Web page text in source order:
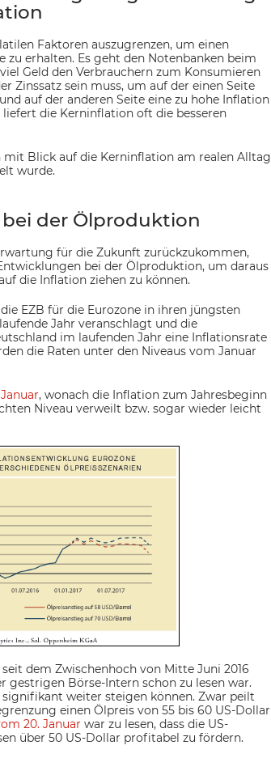
Faktoren auszugrenzen, um einen
erhalten. Es geht den Notenbanken beim
Geld den Verbrauchern zum Konsumieren
Zinssatz sein muss, um auf der einen Seite
auf der anderen Seite eine zu hohe Inflation
die Kerninflation oft die besseren
mit Blick auf die Kerninflation am realen Alltag
wurde.
der Ölproduktion
für die Zukunft zurückzukommen,
bei der Ölproduktion, um daraus
die Inflation ziehen zu können.
EZB für die Eurozone in ihren jüngsten
Jahr veranschlagt und die
im laufenden Jahr eine Inflationsrate
die Raten unter den Niveaus vom Januar
, wonach die Inflation zum Jahresbeginn
Niveau verweilt bzw. sogar wieder leicht
dem Zwischenhoch von Mitte Juni 2016
gestrigen Börse-Intern schon zu lesen war.
weiter steigen können. Zwar peilt
einen Ölpreis von 55 bis 60 US-Dollar
20. Januar war zu lesen, dass die US-
über 50 US-Dollar profitabel zu fördern.